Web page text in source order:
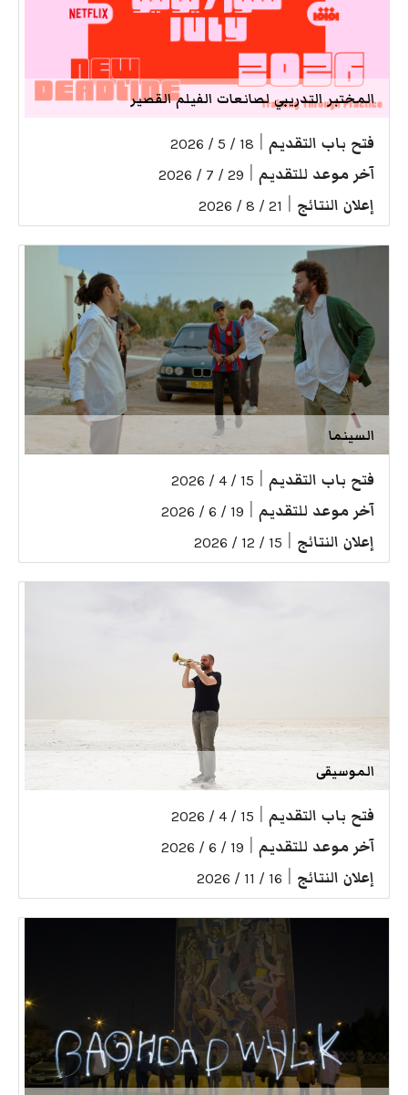
المختبر التدريبي لصانعات الفيلم القصير
فتح باب التقديم 18 / 5 / 2026
آخر موعد للتقديم 29 / 7 / 2026
إعلان النتائج 21 / 8 / 2026
السينما
فتح باب التقديم 15 / 4 / 2026
آخر موعد للتقديم 19 / 6 / 2026
إعلان النتائج 15 / 12 / 2026
الموسيقى
فتح باب التقديم 15 / 4 / 2026
آخر موعد للتقديم 19 / 6 / 2026
إعلان النتائج 16 / 11 / 2026